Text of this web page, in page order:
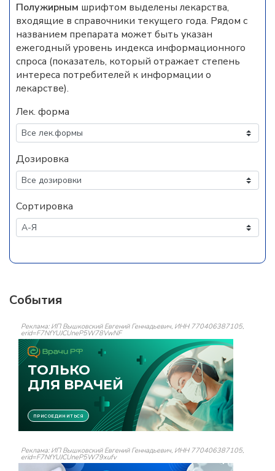
Полужирным шрифтом выделены лекарства,
входящие в справочники текущего года. Рядом с
названием препарата может быть указан
ежегодный уровень индекса информационного
спроса (показатель, который отражает степень
интереса потребителей к информации о
лекарстве).
Лек. форма
Дозировка
Сортировка
События
Реклама: ИП Вышковский Евгений Геннадьевич, ИНН 770406387105,
erid=F7NfYUJCUneP5W78VwNF
Реклама: ИП Вышковский Евгений Геннадьевич, ИНН 770406387105,
erid=F7NfYUJCUneP5W79xufv